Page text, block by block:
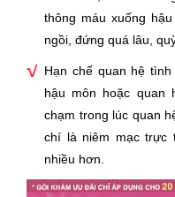
thông máu xuống
ngồi, đứng quá lâu,
Hạn chế quan hệ
hậu môn hoặc quan
chạm trong lúc quan
chí là niêm mạc trực
nhiều hơn.